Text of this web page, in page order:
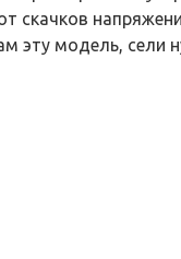
скачков
эту модель, сели